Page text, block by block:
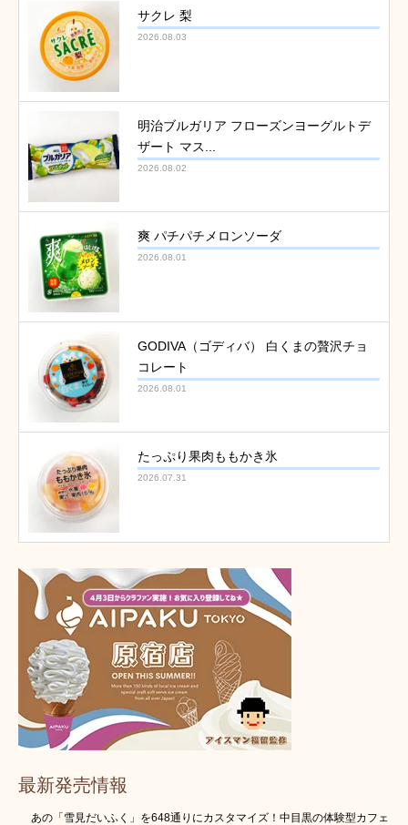
サクレ 梨
2026.08.03
明治ブルガリア フローズンヨーグルトデ
ザート マス...
2026.08.02
爽 パチパチメロンソーダ
2026.08.01
GODIVA（ゴディバ） 白くまの贅沢チョ
コレート
2026.08.01
たっぷり果肉ももかき氷
2026.07.31
最新発売情報
あの「雪見だいふく」を648通りにカスタマイズ！中目黒の体験型カフェ